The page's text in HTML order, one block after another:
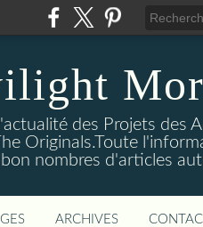
des Projets des
Originals.Toute
nombres d'articles
ARCHIVES